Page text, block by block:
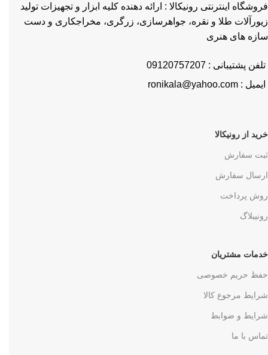
فروشگاه اینترنتی رونیکالا : ارائه دهنده کلیه ابزار و تجهیزات تولید
زیورآلات طلا و نقره، جواهرسازی، زرگری، مخراجکاری و دست
سازه های هنری
تلفن پشتیبانی : 09120757207
ایمیل : ronikala@yahoo.com
خرید از رونیکالا
ثبت سفارش
ارسال سفارش
روش پرداخت
رونیبلاگ
خدمات مشتریان
حفظ حریم خصوصی
شرایط مرجوع کالا
شرایط و ضوابط
تماس با ما